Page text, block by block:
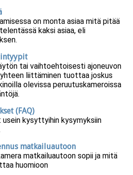
on monta asiaa mitä pitää
kaksi asiaa, eli
tai vaihtoehtoisesti ajoneuvon
liittäminen tuottaa joskus
olevissa peruutuskameroissa
(FAQ)
kysyttyihin kysymyksiin
matkailuautoon
matkailuautoon sopii ja mitä
huomioon